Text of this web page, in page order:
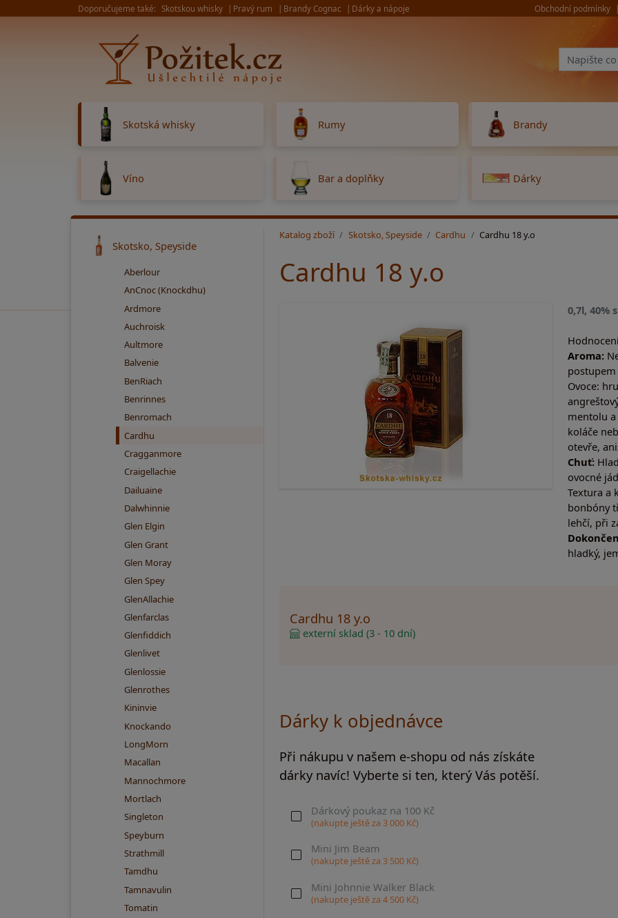
Doporučujeme také: Skotskou whisky Pravý rum Brandy Cognac Dárky a nápoje Obchodní podmínky
Skotská whisky Rumy Brandy
Víno Bar a doplňky Dárky
Skotsko, Speyside
Aberlour
AnCnoc (Knockdhu)
Ardmore
Auchroisk
Aultmore
Balvenie
BenRiach
Benrinnes
Benromach
Cardhu
Cragganmore
Craigellachie
Dailuaine
Dalwhinnie
Glen Elgin
Glen Grant
Glen Moray
Glen Spey
GlenAllachie
Glenfarclas
Glenfiddich
Glenlivet
Glenlossie
Glenrothes
Kininvie
Knockando
LongMorn
Macallan
Mannochmore
Mortlach
Singleton
Speyburn
Strathmill
Tamdhu
Tamnavulin
Tomatin
Katalog zboží Skotsko, Speyside Cardhu Cardhu 18 y.o
Cardhu 18 y.o
0,7l, 40%
Aroma:
postupem
Ovoce:
mentolu
koláče
otevře,
Chuť:
ovocné
Textura a
bonbóny
lehčí, při
hladký,
Cardhu 18 y.o
externí sklad (3 - 10 dní)
Dárky k objednávce
Při nákupu v našem e-shopu od nás získáte
dárky navíc! Vyberte si ten, který Vás potěší.
Dárkový poukaz na 100 Kč
(nakupte ještě za 3 000 Kč)
Mini Jim Beam
(nakupte ještě za 3 500 Kč)
Mini Johnnie Walker Black
(nakupte ještě za4 500 Kč)